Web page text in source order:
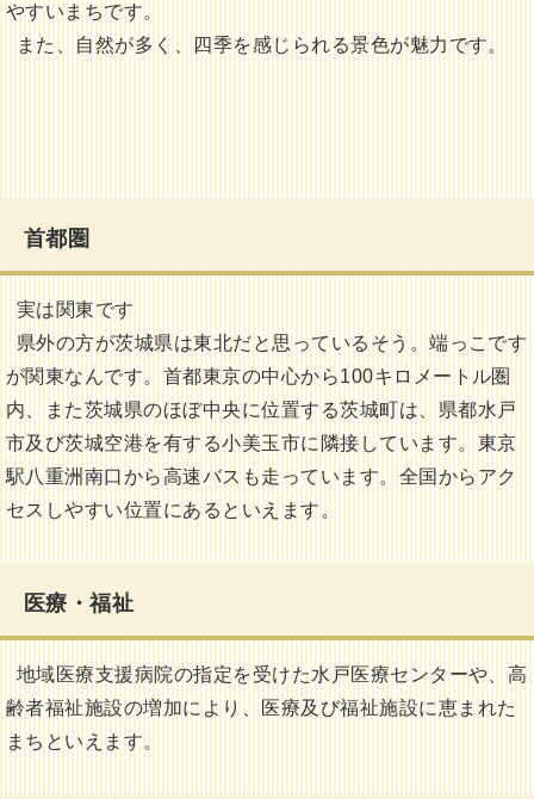
やすいまちです。
また、自然が多く、四季を感じられる景色が魅力です。
首都圏
実は関東です
県外の方が茨城県は東北だと思っているそう。端っこです
が関東なんです。首都東京の中心から100キロメートル圏
内、また茨城県のほぼ中央に位置する茨城町は、県都水戸
市及び茨城空港を有する小美玉市に隣接しています。東京
駅八重洲南口から高速バスも走っています。全国からアク
セスしやすい位置にあるといえます。
医療・福祉
地域医療支援病院の指定を受けた水戸医療センターや、高
齢者福祉施設の増加により、医療及び福祉施設に恵まれた
まちといえます。